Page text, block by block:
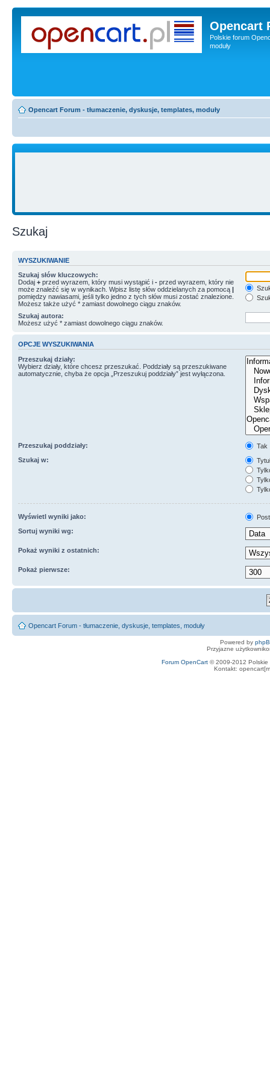
Opencart
Polskie forum
moduły
Opencart Forum - tłumaczenie, dyskusje, templates, moduły
Szukaj
WYSZUKIWANIE
Szukaj słów kluczowych:
Dodaj + przed wyrazem, który musi wystąpić i - przed wyrazem, który nie
może znaleźć się w wynikach. Wpisz listę słów oddzielanych za pomocą |
pomiędzy nawiasami, jeśli tylko jedno z tych słów musi zostać znalezione.
Możesz także użyć * zamiast dowolnego ciągu znaków.
Szukaj autora:
Możesz użyć * zamiast dowolnego ciągu znaków.
OPCJE WYSZUKIWANIA
Przeszukaj działy:
Wybierz działy, które chcesz przeszukać. Poddziały są przeszukiwane
automatycznie, chyba że opcja „Przeszukuj poddziały” jest wyłączona.
Przeszukaj poddziały:
Tak
Szukaj w:
Wyświetl wyniki jako:
Sortuj wyniki wg:
Pokaż wyniki z ostatnich:
Pokaż pierwsze:
Opencart Forum - tłumaczenie, dyskusje, templates, moduły
Powered by
Przyjazne
Forum OpenCart© 2009-2012 Polskie
Kontakt: